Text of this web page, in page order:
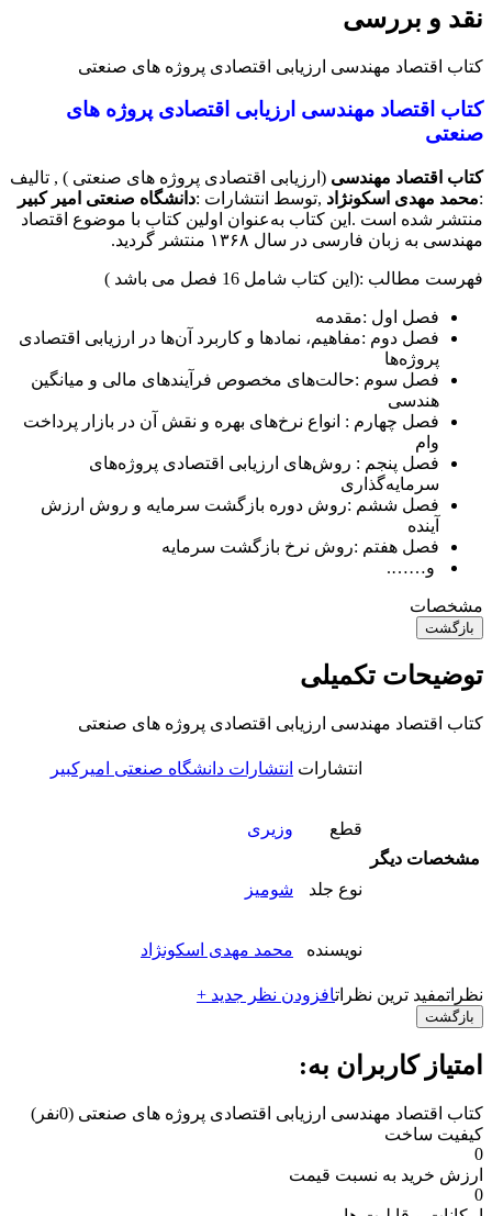
نقد و بررسی
کتاب اقتصاد مهندسی ارزیابی اقتصادی پروژه های صنعتی
کتاب اقتصاد مهندسی ارزیابی اقتصادی پروژه های
صنعتی
کتاب اقتصاد مهندسی (ارزیابی اقتصادی پروژه های صنعتی ) , تالیف
:محمد مهدی اسکونژاد ,توسط انتشارات :دانشگاه صنعتی امیر کبیر
منتشر شده است . این کتاب به‌‌عنوان اولین کتاب با موضوع اقتصاد
مهندسی به زبان فارسی در سال ۱۳۶۸ منتشر گردید.
فهرست مطالب :(این کتاب شامل 16 فصل می باشد )
فصل اول :مقدمه
فصل دوم :مفاهیم، نماد‌‌ها و کاربرد آن‌‌ها در ارزیابی اقتصادی
پروژه‌‌ها
فصل سوم :حالت‌‌های مخصوص فرآیند‌‌های مالی و میانگین
هندسی
فصل چهارم : انواع نرخ‌‌های بهره و نقش آن در بازار پرداخت
وام
فصل پنجم : روش‌‌های ارزیابی اقتصادی پروژه‌‌های
سرمایه‌‌گذاری
فصل ششم :روش دوره بازگشت سرمایه و روش ارزش
آینده
فصل هفتم :روش نرخ بازگشت سرمایه
و…….
مشخصات
بازگشت
توضیحات تکمیلی
کتاب اقتصاد مهندسی ارزیابی اقتصادی پروژه های صنعتی
مشخصات دیگر
انتشارات انتشارات دانشگاه صنعتی امیرکبیر
قطع وزیری
نوع جلد شومیز
نویسنده محمد مهدی اسکونژاد
نظراتمفید ترین نظراتافزودن نظر جدید +
بازگشت
امتیاز کاربران به:
کتاب اقتصاد مهندسی ارزیابی اقتصادی پروژه های صنعتی (0نفر)
کیفیت ساخت
0
ارزش خرید به نسبت قیمت
0